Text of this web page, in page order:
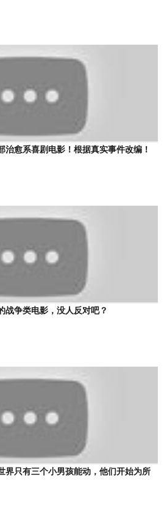
治愈系喜剧电影！根据真实事件改编！
战争类电影，没人反对吧？
界只有三个小男孩能动，他们开始为所